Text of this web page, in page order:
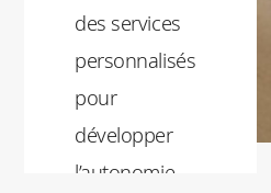
des services
personnalisés
pour
développer
l’autonomie